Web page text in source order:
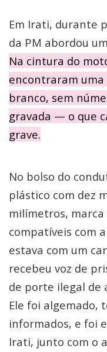
Em Irati, durante
da PM abordou
Na cintura do
encontraram uma
branco, sem
gravada — o que
grave.
No bolso do
plástico com dez
milímetros, marca
compatíveis com
estava com um
recebeu voz de
de porte ilegal de
Ele foi algemado,
informados, e foi
Irati, junto com o